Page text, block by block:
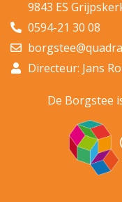
9843 ES
0594-21 30 08
Directeur: Jans
De Borgstee